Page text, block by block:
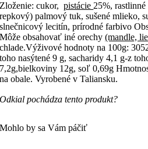
Zloženie: cukor,pistácie 25%,
repkový) palmový tuk, sušené mlieko,
slnečnicový lecitín, prírodné farbivo
Môže obsahovať iné orechy(mandle,
chlade.Výživové hodnoty na 100g:
toho nasýtené 9 g, sacharidy 4,1 g-z
7,2g,bielkoviny 12g, soľ 0,69g
na obale. Vyrobené v Taliansku.
Odkial pochádza tento produkt?
Mohlo by sa Vám páčiť